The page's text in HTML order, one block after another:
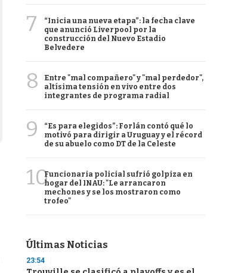
7
“Inicia una nueva etapa”: la fecha clave
que anunció Liverpool por la
construcción del Nuevo Estadio
Belvedere
8
Entre "mal compañero" y "mal perdedor",
altísima tensión en vivo entre dos
integrantes de programa radial
9
“Es para elegidos”: Forlán contó qué lo
motivó para dirigir a Uruguay y el récord
de su abuelo como DT de la Celeste
10Funcionaria policial sufrió golpiza en
hogar del INAU: "Le arrancaron
mechones y se los mostraron como
trofeo"
Últimas Noticias
23:54